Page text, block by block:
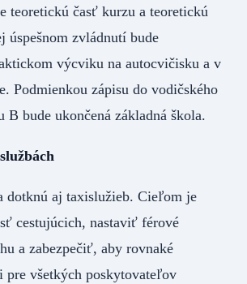
teoretickú časť kurzu a teoretickú
úspešnom zvládnutí bude
výcviku na autocvičisku a v
Podmienkou zápisu do vodičského
B bude ukončená základná škola.
dotknú aj taxislužieb. Cieľom je
cestujúcich, nastaviť férové
a zabezpečiť, aby rovnaké
všetkých poskytovateľov